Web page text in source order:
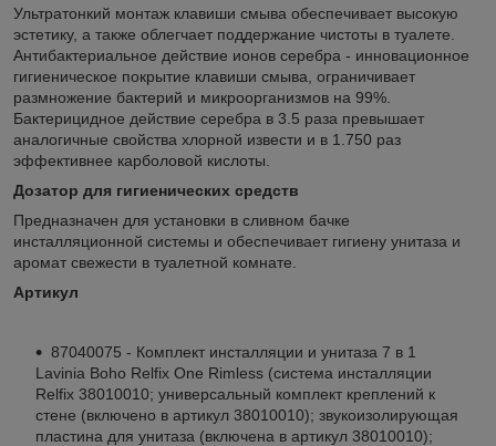
Ультратонкий монтаж клавиши смыва обеспечивает высокую
эстетику, а также облегчает поддержание чистоты в туалете.
Антибактериальное действие ионов серебра - инновационное
гигиеническое покрытие клавиши смыва, ограничивает
размножение бактерий и микроорганизмов на 99%.
Бактерицидное действие серебра в 3.5 раза превышает
аналогичные свойства хлорной извести и в 1.750 раз
эффективнее карболовой кислоты.
Дозатор для гигиенических средств
Предназначен для установки в сливном бачке
инсталляционной системы и обеспечивает гигиену унитаза и
аромат свежести в туалетной комнате.
Артикул
87040075 - Комплект инсталляции и унитаза 7 в 1
Lavinia Boho Relfix One Rimless (система инсталляции
Relfix 38010010; универсальный комплект креплений к
стене (включено в артикул 38010010); звукоизолирующая
пластина для унитаза (включена в артикул 38010010);